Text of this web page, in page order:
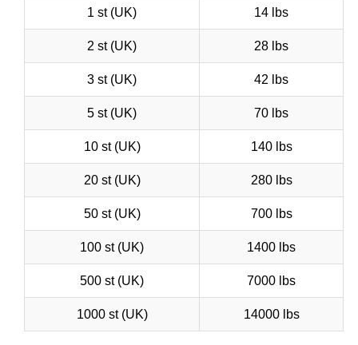
1 st (UK) 14 lbs
2 st (UK) 28 lbs
3 st (UK) 42 lbs
5 st (UK) 70 lbs
10 st (UK) 140 lbs
20 st (UK) 280 lbs
50 st (UK) 700 lbs
100 st (UK) 1400 lbs
500 st (UK) 7000 lbs
1000 st (UK) 14000 lbs